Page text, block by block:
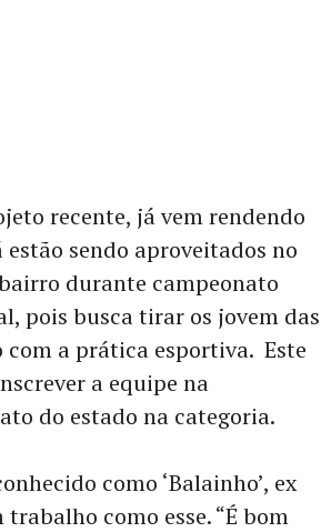
recente, já vem rendendo
sendo aproveitados no
durante campeonato
pois busca tirar os jovem das
com a prática esportiva. Este
a equipe na
do estado na categoria.
como ‘Balainho’, ex
como esse. “É bom